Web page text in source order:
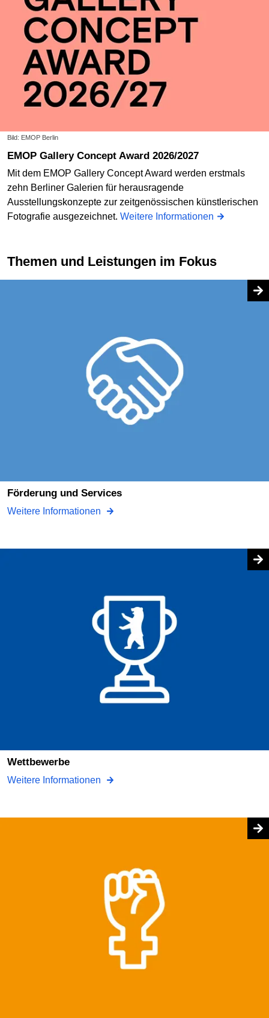
Bild: EMOP Berlin
EMOP Gallery Concept Award 2026/2027
Mit dem EMOP Gallery Concept Award werden erstmals
zehn Berliner Galerien für herausragende
Ausstellungskonzepte zur zeitgenössischen künstlerischen
Fotografie ausgezeichnet. Weitere Informationen
Themen und Leistungen im Fokus
Förderung und Services
Weitere Informationen
Wettbewerbe
Weitere Informationen